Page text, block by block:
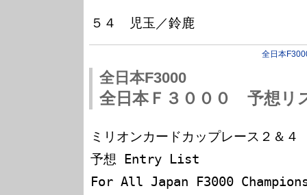
全日本
全日本F3000
全日本Ｆ３０００ 予想リ
ミリオンカードカップレース２＆
予想 Entry List
For All Japan F3000